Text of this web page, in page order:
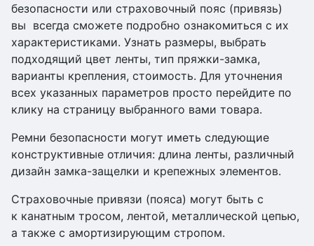
безопасности или страховочный пояс (привязь)
вы всегда сможете подробно ознакомиться с их
характеристиками. Узнать размеры, выбрать
подходящий цвет ленты, тип пряжки-замка,
варианты крепления, стоимость. Для уточнения
всех указанных параметров просто перейдите по
клику на страницу выбранного вами товара.
Ремни безопасности могут иметь следующие
конструктивные отличия: длина ленты, различный
дизайн замка-защелки и крепежных элементов.
Страховочные привязи (пояса) могут быть с
к канатным тросом, лентой, металлической цепью,
а также с амортизирующим стропом.